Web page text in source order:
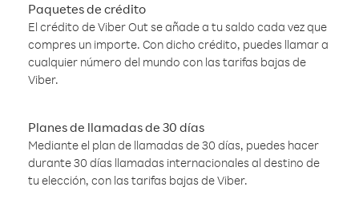
Paquetes de crédito
El crédito de Viber Out se añade a tu saldo cada vez que
compres un importe. Con dicho crédito, puedes llamar a
cualquier número del mundo con las tarifas bajas de
Viber.
Planes de llamadas de 30 días
Mediante el plan de llamadas de 30 días, puedes hacer
durante 30 días llamadas internacionales al destino de
tu elección, con las tarifas bajas de Viber.